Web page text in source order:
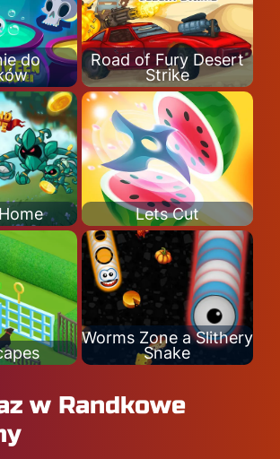
do
Road of Fury Desert
Strike
Lets Cut
Worms Zone a Slithery
Snake
w Randkowe